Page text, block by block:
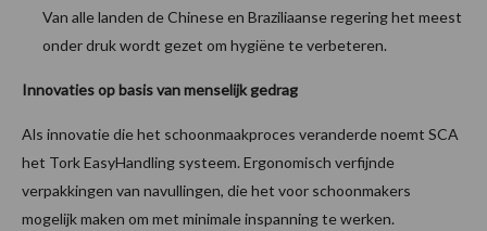
Van alle landen de Chinese en Braziliaanse regering het meest
onder druk wordt gezet om hygiëne te verbeteren.
Innovaties op basis van menselijk gedrag
Als innovatie die het schoonmaakproces veranderde noemt SCA
het Tork EasyHandling systeem. Ergonomisch verfijnde
verpakkingen van navullingen, die het voor schoonmakers
mogelijk maken om met minimale inspanning te werken.